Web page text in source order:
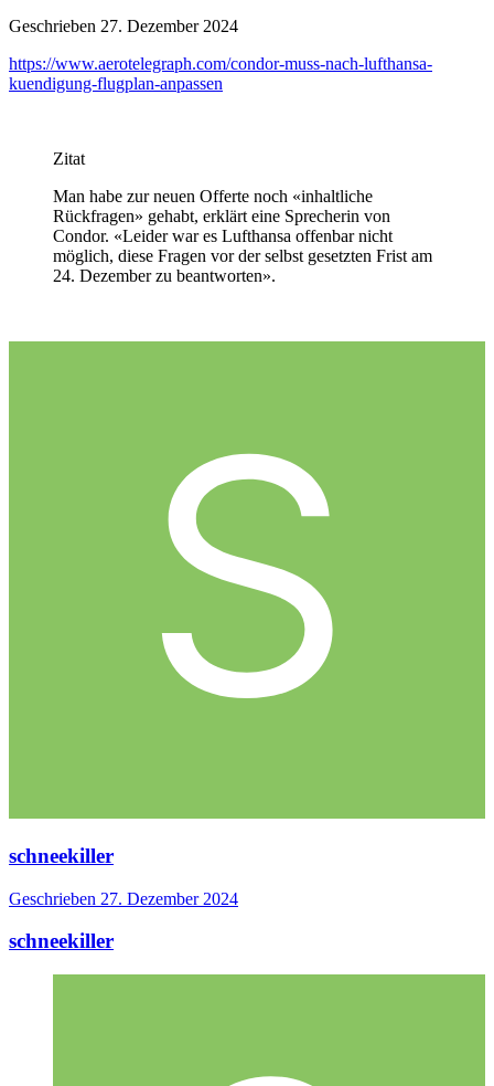
Geschrieben 27. Dezember 2024
https://www.aerotelegraph.com/condor-muss-nach-lufthansa-
kuendigung-flugplan-anpassen
Zitat
Man habe zur neuen Offerte noch «inhaltliche
Rückfragen» gehabt, erklärt eine Sprecherin von
Condor. «Leider war es Lufthansa offenbar nicht
möglich, diese Fragen vor der selbst gesetzten Frist am
24. Dezember zu beantworten».
schneekiller
Geschrieben 27. Dezember 2024
schneekiller